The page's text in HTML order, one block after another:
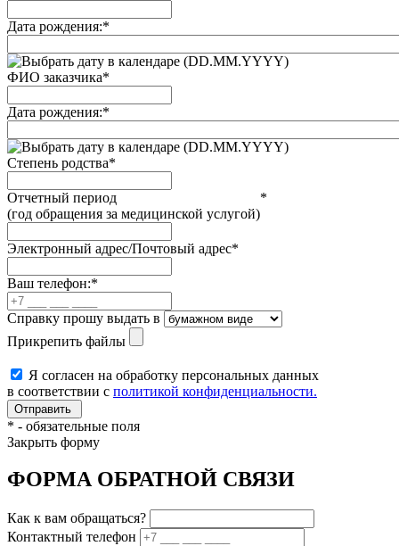
Дата рождения:*
(DD.MM.YYYY)
ФИО заказчика*
Дата рождения:*
(DD.MM.YYYY)
Степень родства*
Отчетный период
(год обращения за медицинской услугой)
*
Электронный адрес/Почтовый адрес*
Ваш телефон:*
Справку прошу выдать в
Прикрепить файлы
Я согласен на обработку персональных данных
в соответствии с политикой конфиденциальности.
* - обязательные поля
Закрыть форму
ФОРМА ОБРАТНОЙ СВЯЗИ
Как к вам обращаться?
Контактный телефон